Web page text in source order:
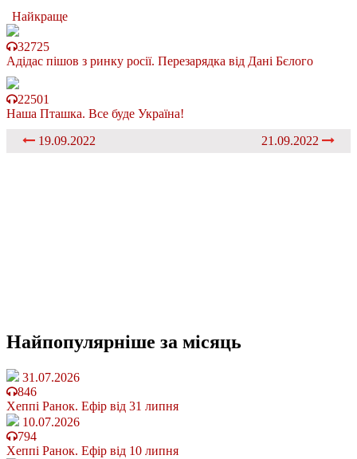
Найкраще
32725
Адідас пішов з ринку росії. Перезарядка від Дані Бєлого
22501
Наша Пташка. Все буде Україна!
19.09.2022
21.09.2022
Найпопулярніше за місяць
31.07.2026
846
Хеппі Ранок. Ефір від 31 липня
10.07.2026
794
Хеппі Ранок. Ефір від 10 липня